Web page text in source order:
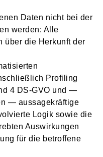
Daten nicht bei der
werden: Alle
über die Herkunft der
Profiling
4 DS-GVO und —
— aussagekräftige
Logik sowie die
Auswirkungen
für die betroffene